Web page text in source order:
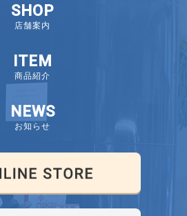
SHOP
店舗案内
ITEM
商品紹介
NEWS
お知らせ